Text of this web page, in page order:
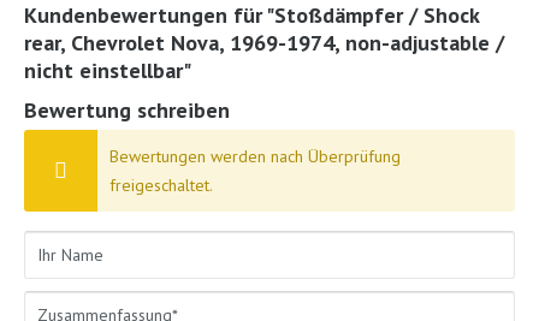
Kundenbewertungen für "Stoßdämpfer / Shock
rear, Chevrolet Nova, 1969-1974, non-adjustable /
nicht einstellbar"
Bewertung schreiben
Bewertungen werden nach Überprüfung
freigeschaltet.